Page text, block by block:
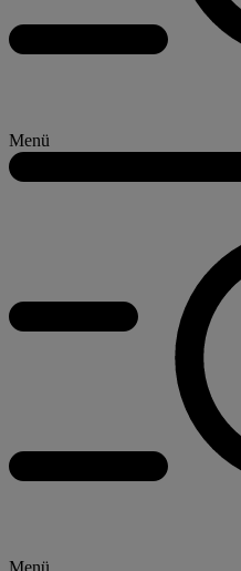
Menü
Menü